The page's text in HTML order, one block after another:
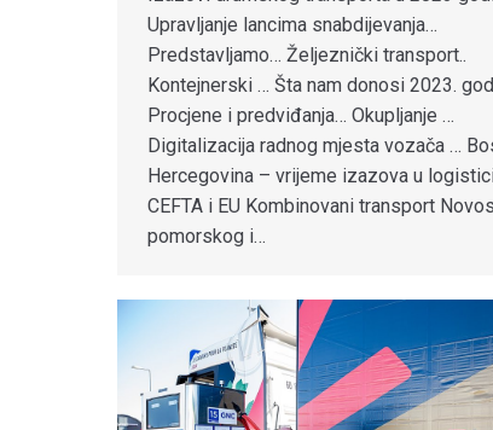
Upravljanje lancima snabdijevanja…
Predstavljamo… Željeznički transport..
Kontejnerski … Šta nam donosi 2023.
Procjene i predviđanja… Okupljanje …
Digitalizacija radnog mjesta vozača …
Hercegovina – vrijeme izazova u
CEFTA i EU Kombinovani transport
pomorskog i…